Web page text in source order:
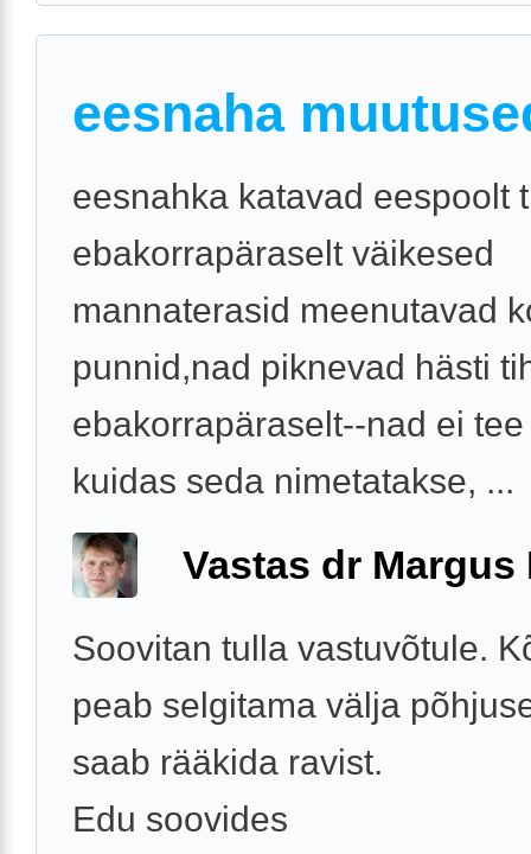
eesnaha
eesnahka katavad eespoolt
ebakorrapäraselt väikesed
mannaterasid meenutavad
punnid,nad piknevad hästi
ebakorrapäraselt--nad ei
kuidas seda nimetatakse, ...
Vastas dr Margus
Soovitan tulla vastuvõtule.
peab selgitama välja
saab rääkida ravist.
Edu soovides